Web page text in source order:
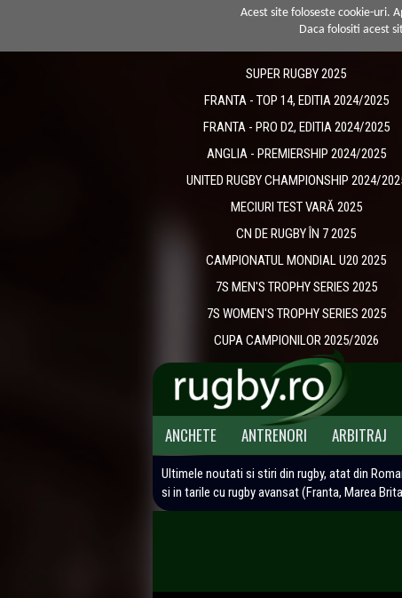
Acest site foloseste cookie-uri.
Daca folositi acest
SUPER RUGBY 2025
FRANTA - TOP 14, EDITIA 2024/2025
FRANTA - PRO D2, EDITIA 2024/2025
ANGLIA - PREMIERSHIP 2024/2025
UNITED RUGBY CHAMPIONSHIP 2024/
MECIURI TEST VARĂ 2025
CN DE RUGBY ÎN 7 2025
CAMPIONATUL MONDIAL U20 2025
7S MEN'S TROPHY SERIES 2025
7S WOMEN'S TROPHY SERIES 2025
CUPA CAMPIONILOR 2025/2026
ANCHETE ANTRENORI ARBITRAJ
Ultimele noutati si stiri din rugby, atat din
si in tarile cu rugby avansat (Franta, Marea